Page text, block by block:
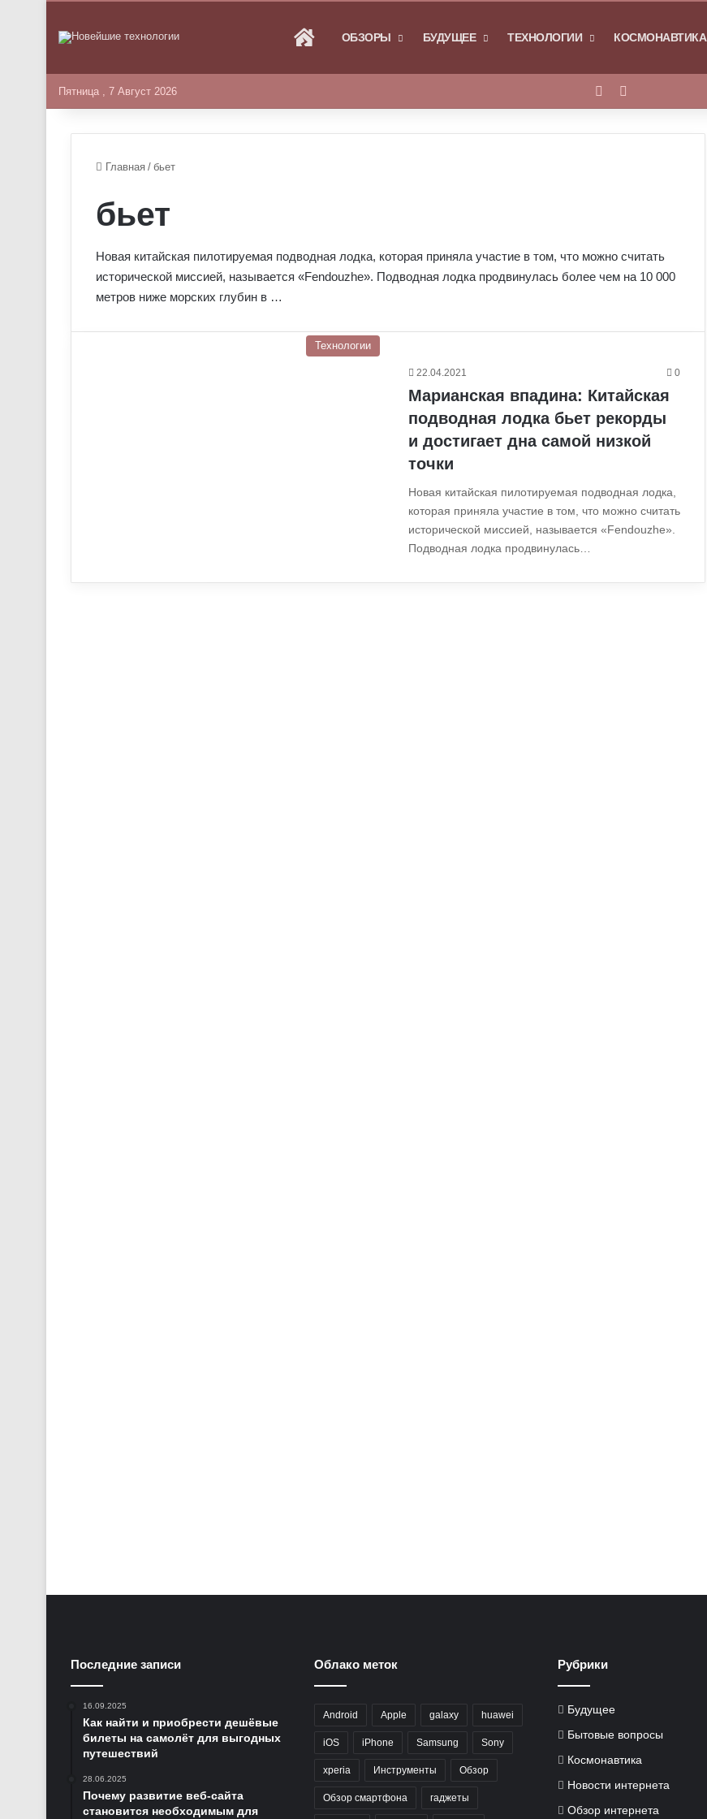
ГЛАВНАЯОБЗОРЫ БУДУЩЕЕ ТЕХНОЛОГИИ КОСМОНАВТИКА
Пятница , 7 Август 2026 Войти
Главная / бьет
бьет
Новая китайская пилотируемая подводная лодка, которая приняла участие в том, что можно считать
исторической миссией, называется «Fendouzhe». Подводная лодка продвинулась более чем на 10 000
метров ниже морских глубин в …
Технологии
22.04.2021 0
Марианская впадина: Китайская
подводная лодка бьет рекорды
и достигает дна самой низкой
точки
Новая китайская пилотируемая подводная лодка,
которая приняла участие в том, что можно считать
исторической миссией, называется «Fendouzhe».
Подводная лодка продвинулась…
Последние записи
16.09.2025
Как найти и приобрести дешёвые
билеты на самолёт для выгодных
путешествий
28.06.2025
Почему развитие веб-сайта
становится необходимым для
Облако меток
Android Apple galaxy huawei
iOS iPhone Samsung Sony
xperia Инструменты Обзор
Обзор смартфона гаджеты
Рубрики
Будущее
Бытовые вопросы
Космонавтика
Новости интернета
Обзор интернета